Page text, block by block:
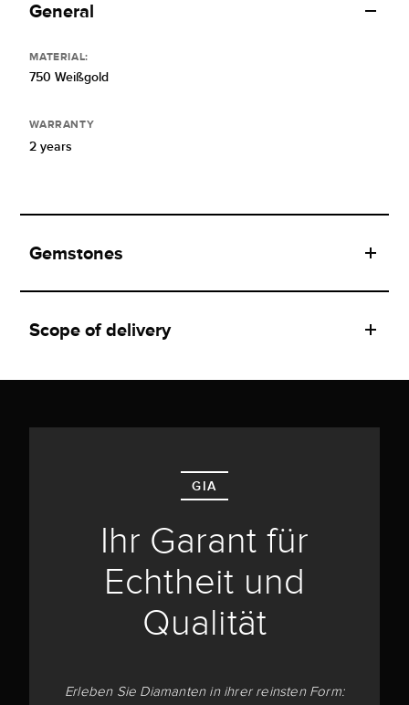
General
MATERIAL:
750 Weißgold
WARRANTY
2 years
Gemstones
Scope of delivery
GIA
Ihr Garant für
Echtheit und
Qualität
Erleben Sie Diamanten in ihrer reinsten Form: